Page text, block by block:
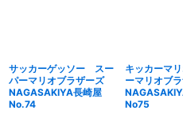
サッカーゲッソー スー
パーマリオブラザーズ
NAGASAKIYA長崎屋
No.74
キッカーマ
ーマリオブ
No75